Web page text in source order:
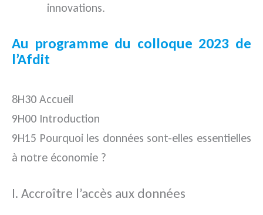
innovations.
Au programme du colloque 2023 de
l’Afdit
8H30 Accueil
9H00 Introduction
9H15 Pourquoi les données sont-elles essentielles
à notre économie ?
I. Accroître l’accès aux données